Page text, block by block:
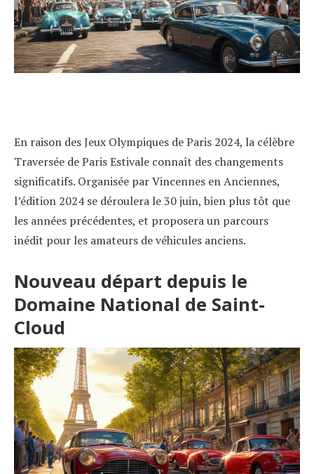
En raison des Jeux Olympiques de Paris 2024, la célèbre
Traversée de Paris Estivale connaît des changements
significatifs. Organisée par Vincennes en Anciennes,
l’édition 2024 se déroulera le 30 juin, bien plus tôt que
les années précédentes, et proposera un parcours
inédit pour les amateurs de véhicules anciens.
Nouveau départ depuis le
Domaine National de Saint-
Cloud